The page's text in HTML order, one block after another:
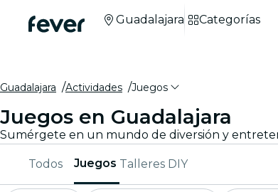
Guadalajara Categorías
Guadalajara Actividades Juegos
Juegos en Guadalajara
Todos Juegos Talleres DIY